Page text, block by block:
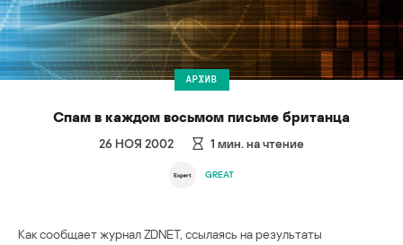
АРХИВ
Спам в каждом восьмом письме британца
26 НОЯ 2002 1 мин. на чтение
GREAT
Как сообщает журнал ZDNET, ссылаясь на результаты